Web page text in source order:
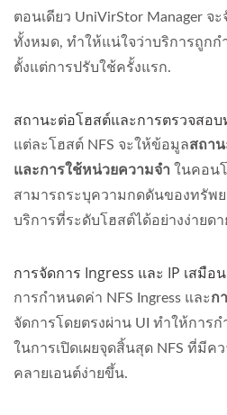
ตอนเดียว UniVirStor Manager จ
ทั้งหมด, ทำให้แน่ใจว่าบริการถูก
ตั้งแต่การปรับใช้ครั้งแรก.
สถานะต่อโฮสต์และการตรวจสอบ
แต่ละโฮสต์ NFS จะให้ข้อมูลสถาน
และการใช้หน่วยความจำ ในคอน
สามารถระบุความกดดันของทรัพ
บริการที่ระดับโฮสต์ได้อย่างง่ายดา
การจัดการ Ingress และ IP เสมือน
การกำหนดค่า NFS Ingress และก
จัดการโดยตรงผ่าน UI ทำให้การ
ในการเปิดเผยจุดสิ้นสุด NFS ที่มีค
คลายเอนต์ง่ายขึ้น.